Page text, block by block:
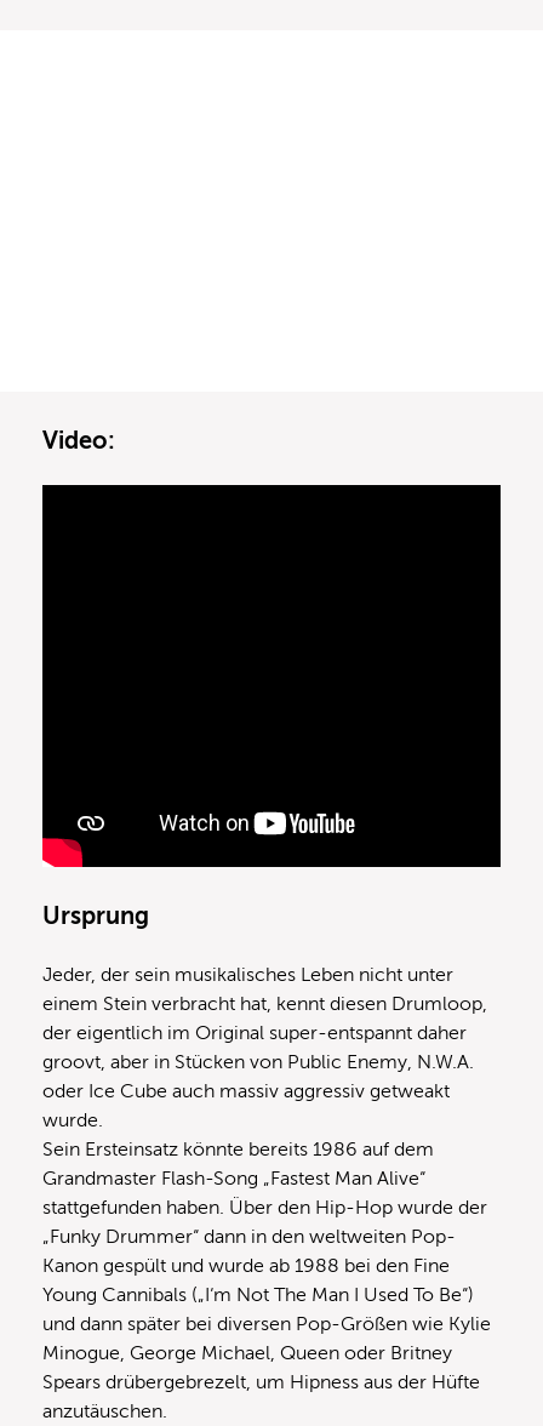
Video:
Ursprung
Jeder, der sein musikalisches Leben nicht unter
einem Stein verbracht hat, kennt diesen Drumloop,
der eigentlich im Original super-entspannt daher
groovt, aber in Stücken von Public Enemy, N.W.A.
oder Ice Cube auch massiv aggressiv getweakt
wurde.
Sein Ersteinsatz könnte bereits 1986 auf dem
Grandmaster Flash-Song „Fastest Man Alive“
stattgefunden haben. Über den Hip-Hop wurde der
„Funky Drummer“ dann in den weltweiten Pop-
Kanon gespült und wurde ab 1988 bei den Fine
Young Cannibals („I‘m Not The Man I Used To Be“)
und dann später bei diversen Pop-Größen wie Kylie
Minogue, George Michael, Queen oder Britney
Spears drübergebrezelt, um Hipness aus der Hüfte
anzutäuschen.